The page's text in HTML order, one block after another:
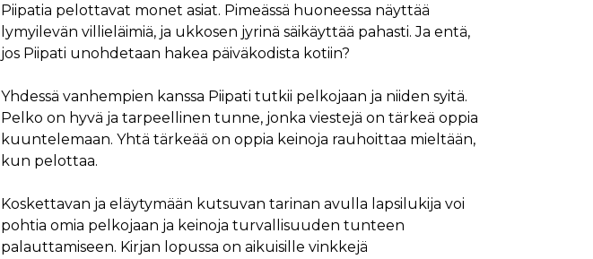
Piipatia pelottavat monet asiat. Pimeässä huoneessa näyttää
lymyilevän villieläimiä, ja ukkosen jyrinä säikäyttää pahasti. Ja entä,
jos Piipati unohdetaan hakea päiväkodista kotiin?
Yhdessä vanhempien kanssa Piipati tutkii pelkojaan ja niiden syitä.
Pelko on hyvä ja tarpeellinen tunne, jonka viestejä on tärkeä oppia
kuuntelemaan. Yhtä tärkeää on oppia keinoja rauhoittaa mieltään,
kun pelottaa.
Koskettavan ja eläytymään kutsuvan tarinan avulla lapsilukija voi
pohtia omia pelkojaan ja keinoja turvallisuuden tunteen
palauttamiseen. Kirjan lopussa on aikuisille vinkkejä